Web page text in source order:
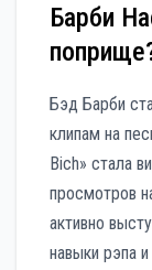
Барби
Бэд Барби
клипам на
Bich» стала
просмотров
активно
навыки рэпа